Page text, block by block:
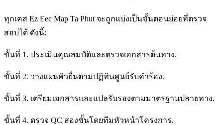
ทุกเคส Ez Eec Map Ta Phut จะถูกแบ่งเป็นขั้นตอนย่อยที่ตรวจ
สอบได้ ดังนี้:
ขั้นที่ 1. ประเมินคุณสมบัติและตรวจเอกสารต้นทาง.
ขั้นที่ 2. วางแผนคิวยื่นตามปฏิทินศูนย์รับคำร้อง.
ขั้นที่ 3. เตรียมเอกสารและแปลรับรองตามมาตรฐานปลายทาง.
ขั้นที่ 4. ตรวจ QC สองชั้นโดยทีมหัวหน้าโครงการ.